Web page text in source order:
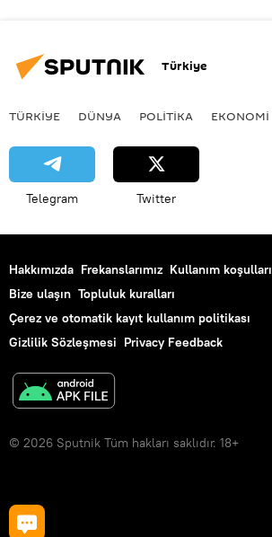
Türkiye
TÜRKIYE DÜNYA POLİTİKA EKONOMİ
Telegram Twitter
Hakkımızda Frekanslarımız Kullanım koşulları
Bize ulaşın Topluluk kuralları
Çerez ve otomatik kayıt kullanım politikası
Gizlilik Sözleşmesi Privacy Feedback
© 2026 Sputnik Tüm hakları saklıdır. 18+